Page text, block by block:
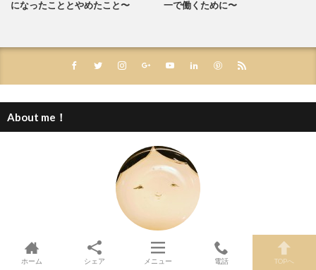
になったこととやめたこと〜
一で働くために〜
About me！
poyo
ホーム シェア メニュー 電話 TOPへ